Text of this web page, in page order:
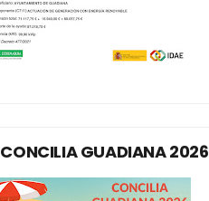
CONCILIA GUADIANA 2026